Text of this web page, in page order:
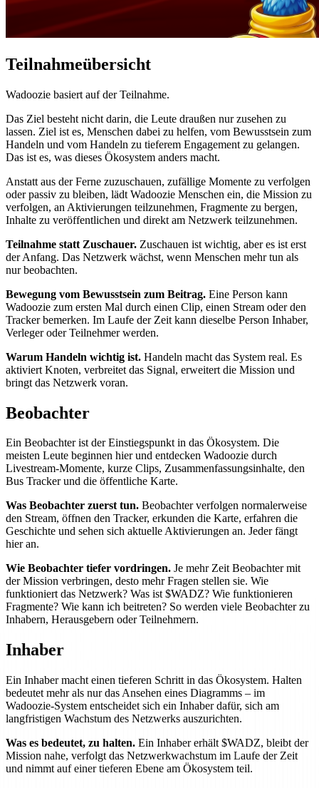
Teilnahmeübersicht
Wadoozie basiert auf der Teilnahme.
Das Ziel besteht nicht darin, die Leute draußen nur zusehen zu
lassen. Ziel ist es, Menschen dabei zu helfen, vom Bewusstsein zum
Handeln und vom Handeln zu tieferem Engagement zu gelangen.
Das ist es, was dieses Ökosystem anders macht.
Anstatt aus der Ferne zuzuschauen, zufällige Momente zu verfolgen
oder passiv zu bleiben, lädt Wadoozie Menschen ein, die Mission zu
verfolgen, an Aktivierungen teilzunehmen, Fragmente zu bergen,
Inhalte zu veröffentlichen und direkt am Netzwerk teilzunehmen.
Teilnahme statt Zuschauer. Zuschauen ist wichtig, aber es ist erst
der Anfang. Das Netzwerk wächst, wenn Menschen mehr tun als
nur beobachten.
Bewegung vom Bewusstsein zum Beitrag. Eine Person kann
Wadoozie zum ersten Mal durch einen Clip, einen Stream oder den
Tracker bemerken. Im Laufe der Zeit kann dieselbe Person Inhaber,
Verleger oder Teilnehmer werden.
Warum Handeln wichtig ist. Handeln macht das System real. Es
aktiviert Knoten, verbreitet das Signal, erweitert die Mission und
bringt das Netzwerk voran.
Beobachter
Ein Beobachter ist der Einstiegspunkt in das Ökosystem. Die
meisten Leute beginnen hier und entdecken Wadoozie durch
Livestream-Momente, kurze Clips, Zusammenfassungsinhalte, den
Bus Tracker und die öffentliche Karte.
Was Beobachter zuerst tun. Beobachter verfolgen normalerweise
den Stream, öffnen den Tracker, erkunden die Karte, erfahren die
Geschichte und sehen sich aktuelle Aktivierungen an. Jeder fängt
hier an.
Wie Beobachter tiefer vordringen. Je mehr Zeit Beobachter mit
der Mission verbringen, desto mehr Fragen stellen sie. Wie
funktioniert das Netzwerk? Was ist $WADZ? Wie funktionieren
Fragmente? Wie kann ich beitreten? So werden viele Beobachter zu
Inhabern, Herausgebern oder Teilnehmern.
Inhaber
Ein Inhaber macht einen tieferen Schritt in das Ökosystem. Halten
bedeutet mehr als nur das Ansehen eines Diagramms – im
Wadoozie-System entscheidet sich ein Inhaber dafür, sich am
langfristigen Wachstum des Netzwerks auszurichten.
Was es bedeutet, zu halten. Ein Inhaber erhält $WADZ, bleibt der
Mission nahe, verfolgt das Netzwerkwachstum im Laufe der Zeit
und nimmt auf einer tieferen Ebene am Ökosystem teil.